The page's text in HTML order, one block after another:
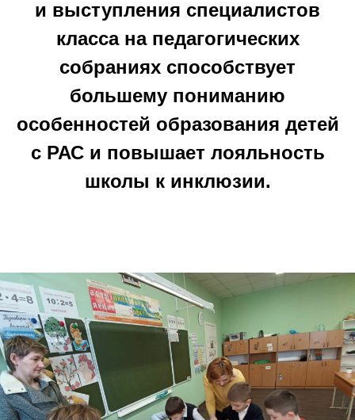
и выступления специалистов
класса на педагогических
собраниях способствует
большему пониманию
особенностей образования детей
с РАС и повышает лояльность
школы к инклюзии.